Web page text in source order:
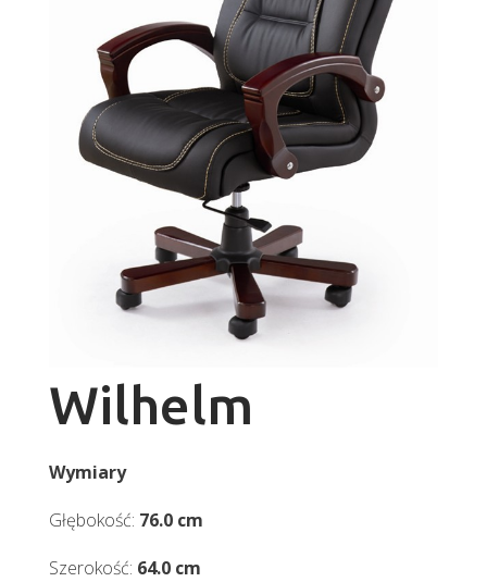
Wilhelm
Wymiary
Głębokość: 76.0 cm
Szerokość: 64.0 cm